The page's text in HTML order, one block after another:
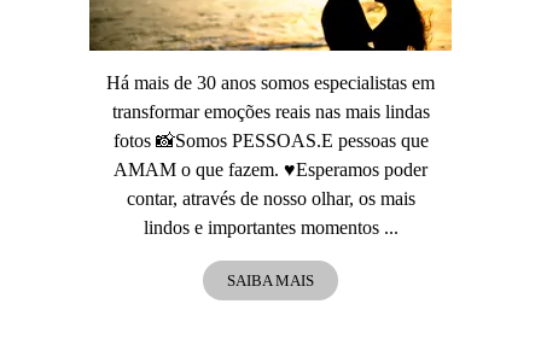
Há mais de 30 anos somos especialistas em
transformar emoções reais nas mais lindas
fotos 📸Somos PESSOAS.E pessoas que
AMAM o que fazem. ♥️Esperamos poder
contar, através de nosso olhar, os mais
lindos e importantes momentos ...
SAIBA MAIS